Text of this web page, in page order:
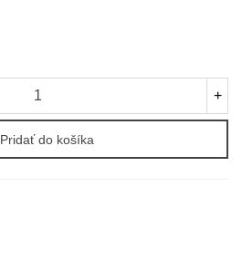
+
Pridať do košíka